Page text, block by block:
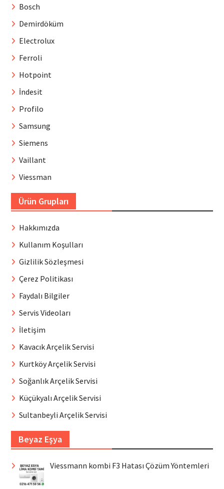
Bosch
Demirdöküm
Electrolux
Ferroli
Hotpoint
İndesit
Profilo
Samsung
Siemens
Vaillant
Viessman
Ürün Grupları
Hakkımızda
Kullanım Koşulları
Gizlilik Sözleşmesi
Çerez Politikası
Faydalı Bilgiler
Servis Videoları
İletişim
Kavacık Arçelik Servisi
Kurtköy Arçelik Servisi
Soğanlık Arçelik Servisi
Küçükyalı Arçelik Servisi
Sultanbeyli Arçelik Servisi
Beyaz Eşya
Viessmann kombi F3 Hatası Çözüm Yöntemleri